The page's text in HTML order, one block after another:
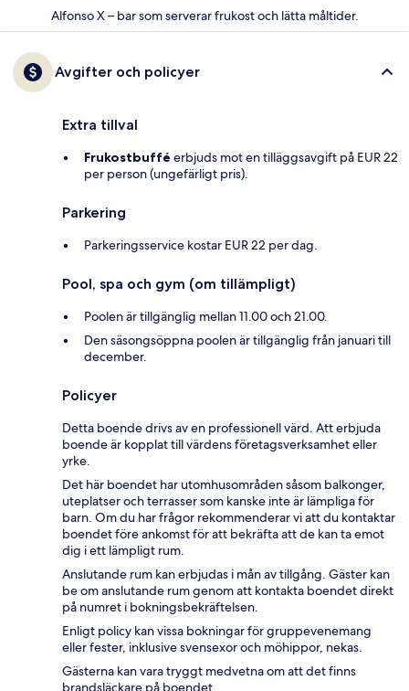
Alfonso X – bar som serverar frukost och lätta måltider.
Avgifter och policyer
Extra tillval
Frukostbuffé erbjuds mot en tilläggsavgift på EUR 22
per person (ungefärligt pris).
Parkering
Parkeringsservice kostar EUR 22 per dag.
Pool, spa och gym (om tillämpligt)
Poolen är tillgänglig mellan 11.00 och 21.00.
Den säsongsöppna poolen är tillgänglig från januari till
december.
Policyer
Detta boende drivs av en professionell värd. Att erbjuda
boende är kopplat till värdens företagsverksamhet eller
yrke.
Det här boendet har utomhusområden såsom balkonger,
uteplatser och terrasser som kanske inte är lämpliga för
barn. Om du har frågor rekommenderar vi att du kontaktar
boendet före ankomst för att bekräfta att de kan ta emot
dig i ett lämpligt rum.
Anslutande rum kan erbjudas i mån av tillgång. Gäster kan
be om anslutande rum genom att kontakta boendet direkt
på numret i bokningsbekräftelsen.
Enligt policy kan vissa bokningar för gruppevenemang
eller fester, inklusive svensexor och möhippor, nekas.
Gästerna kan vara tryggt medvetna om att det finns
brandsläckare på boendet.